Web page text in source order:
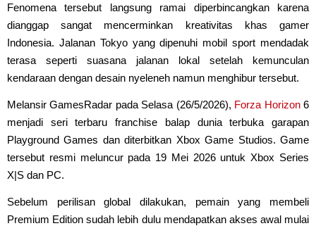
Fenomena tersebut langsung ramai diperbincangkan karena
dianggap sangat mencerminkan kreativitas khas gamer
Indonesia. Jalanan Tokyo yang dipenuhi mobil sport mendadak
terasa seperti suasana jalanan lokal setelah kemunculan
kendaraan dengan desain nyeleneh namun menghibur tersebut.
Melansir GamesRadar pada Selasa (26/5/2026), Forza Horizon6
menjadi seri terbaru franchise balap dunia terbuka garapan
Playground Games dan diterbitkan Xbox Game Studios. Game
tersebut resmi meluncur pada 19 Mei 2026 untuk Xbox Series
X|S dan PC.
Sebelum perilisan global dilakukan, pemain yang membeli
Premium Edition sudah lebih dulu mendapatkan akses awal mulai